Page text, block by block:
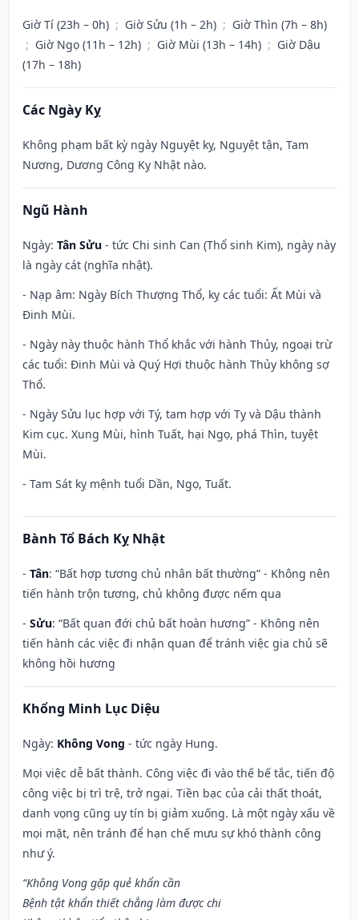
Giờ Tí (23h – 0h) ; Giờ Sửu (1h – 2h) ; Giờ Thìn (7h – 8h)
; Giờ Ngọ (11h – 12h) ; Giờ Mùi (13h – 14h) ; Giờ Dậu
(17h – 18h)
Các Ngày Kỵ
Không phạm bất kỳ ngày Nguyệt kỵ, Nguyệt tận, Tam
Nương, Dương Công Kỵ Nhật nào.
Ngũ Hành
Ngày: Tân Sửu - tức Chi sinh Can (Thổ sinh Kim), ngày này
là ngày cát (nghĩa nhật).
- Nạp âm: Ngày Bích Thượng Thổ, kỵ các tuổi: Ất Mùi và
Đinh Mùi.
- Ngày này thuộc hành Thổ khắc với hành Thủy, ngoại trừ
các tuổi: Đinh Mùi và Quý Hợi thuộc hành Thủy không sợ
Thổ.
- Ngày Sửu lục hợp với Tý, tam hợp với Tỵ và Dậu thành
Kim cục. Xung Mùi, hình Tuất, hại Ngọ, phá Thìn, tuyệt
Mùi.
- Tam Sát kỵ mệnh tuổi Dần, Ngọ, Tuất.
Bành Tổ Bách Kỵ Nhật
- Tân: “Bất hợp tương chủ nhân bất thường” - Không nên
tiến hành trộn tương, chủ không được nếm qua
- Sửu: “Bất quan đới chủ bất hoàn hương” - Không nên
tiến hành các việc đi nhận quan để tránh việc gia chủ sẽ
không hồi hương
Khổng Minh Lục Diệu
Ngày: Không Vong - tức ngày Hung.
Mọi việc dễ bất thành. Công việc đi vào thế bế tắc, tiến độ
công việc bị trì trệ, trở ngại. Tiền bạc của cải thất thoát,
danh vọng cũng uy tín bị giảm xuống. Là một ngày xấu về
mọi mặt, nên tránh để hạn chế mưu sự khó thành công
như ý.
“Không Vong gặp quẻ khẩn cần
Bệnh tật khẩn thiết chẳng làm được chi